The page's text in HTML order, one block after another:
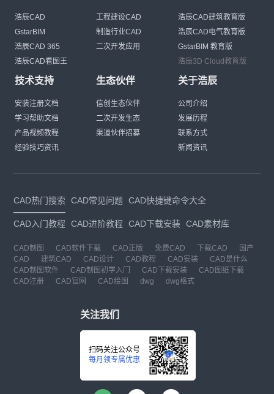
浩辰CAD
GstarBIM
浩辰CAD 365
浩辰CAD看图王
工程建设CAD
制造行业CAD
二次开发应用
浩辰CAD建筑教育版
浩辰CAD电气教育版
GstarBIM 教育版
浩辰3D Cloud教育版
技术支持
安装注册文档
学习帮助文档
产品视频教程
经验技巧资讯
生态伙伴
信创生态伙伴
二次开发生态
渠道伙伴招募
关于浩辰
公司介绍
发展历程
联系方式
新闻资讯
CAD热门搜索 CAD常见问题 CAD快捷键命令大全
CAD入门教程 CAD进阶教程 CAD下载安装 CAD素材库
CAD制图 CAD软件下载 CAD正版 免费CAD 下载CAD
国产
CAD
建筑CAD CAD设计 CAD教程 CAD安装
CAD是什么
CAD制图软件
CAD制图初学入门 CAD下载安装
CAD图纸下载
CAD注册
CAD官网 CAD绘图 dwg dwg格式
关注我们
扫码关注公众号
每月领专属优惠